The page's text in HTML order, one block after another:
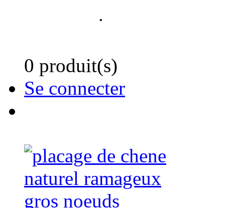
.
0 produit(s)
Se connecter